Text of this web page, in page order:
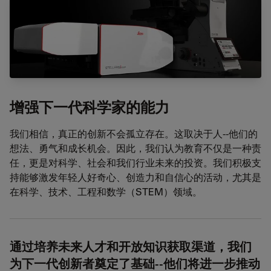
增强下一代科学家的能力
我们相信，真正的创新不会孤立存在。这取决于人--他们的
想法、勇气和成长机会。因此，我们认为教育不仅是一种责
任，更是对科学、社会和我们行业未来的投资。我们积极支
持能够激发年轻人好奇心、创造力和自信心的活动，尤其是
在科学、技术、工程和数学（STEM）领域。
通过培养未来人才和开放知识获取渠道，我们
为下一代创新者奠定了基础--他们将进一步推动